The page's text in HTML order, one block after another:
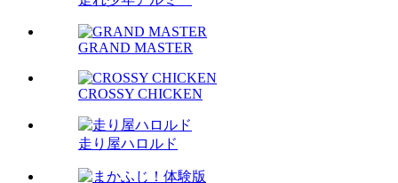
GRAND MASTER
CROSSY CHICKEN
走り屋ハロルド